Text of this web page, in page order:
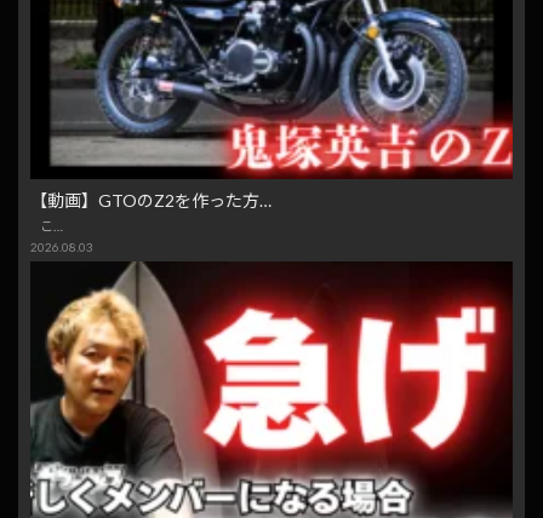
【動画】GTOのZ2を作った方…
こ…
2026.08.03